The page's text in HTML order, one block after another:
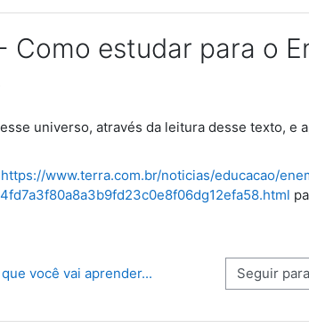
Como estudar para o
universo, através da leitura desse texto, e
https://www.terra.com.br/noticias/educacao/
você vai aprender... Seguir para...